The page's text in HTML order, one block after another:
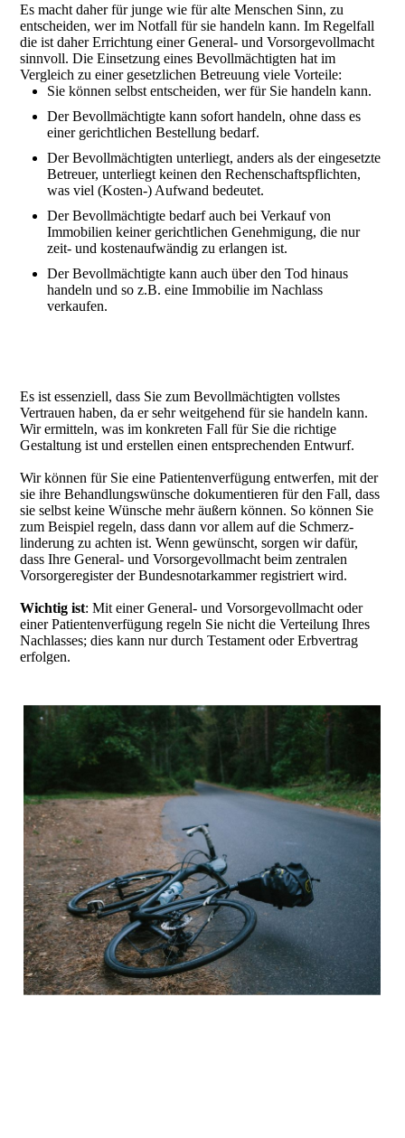
Es macht daher für junge wie für alte Menschen Sinn, zu
entscheiden, wer im Notfall für sie handeln kann. Im Regelfall
die ist daher Errichtung einer General- und Vorsorgevollmacht
sinnvoll. Die Einsetzung eines Bevollmächtigten hat im
Vergleich zu einer gesetzlichen Betreuung viele Vorteile:
Sie können selbst entscheiden, wer für Sie handeln kann.
Der Bevollmächtigte kann sofort handeln, ohne dass es
einer gerichtlichen Bestellung bedarf.
Der Bevollmächtigten unterliegt, anders als der eingesetzte
Betreuer, unterliegt keinen den Rechenschaftspflichten,
was viel (Kosten-) Aufwand bedeutet.
Der Bevollmächtigte bedarf auch bei Verkauf von
Immobilien keiner gerichtlichen Genehmigung, die nur
zeit- und kostenaufwändig zu erlangen ist.
Der Bevollmächtigte kann auch über den Tod hinaus
handeln und so z.B. eine Immobilie im Nachlass
verkaufen.
Es ist essenziell, dass Sie zum Bevollmächtigten vollstes
Vertrauen haben, da er sehr weitgehend für sie handeln kann.
Wir ermitteln, was im konkreten Fall für Sie die richtige
Gestaltung ist und erstellen einen entsprechenden Entwurf.
Wir können für Sie eine Patientenverfügung entwerfen, mit der
sie ihre Behandlungs­wünsche dokumentieren für den Fall, dass
sie selbst keine Wünsche mehr äußern können. So können Sie
zum Beispiel regeln, dass dann vor allem auf die Schmerz­
linderung zu achten ist. Wenn gewünscht, sorgen wir dafür,
dass Ihre General- und Vorsorgevollmacht beim zentralen
Vorsorgeregister der Bundesnotarkammer registriert wird.
Wichtig ist: Mit einer General- und Vorsorgevollmacht oder
einer Patientenverfügung regeln Sie nicht die Verteilung Ihres
Nachlasses; dies kann nur durch Testament oder Erbvertrag
erfolgen.